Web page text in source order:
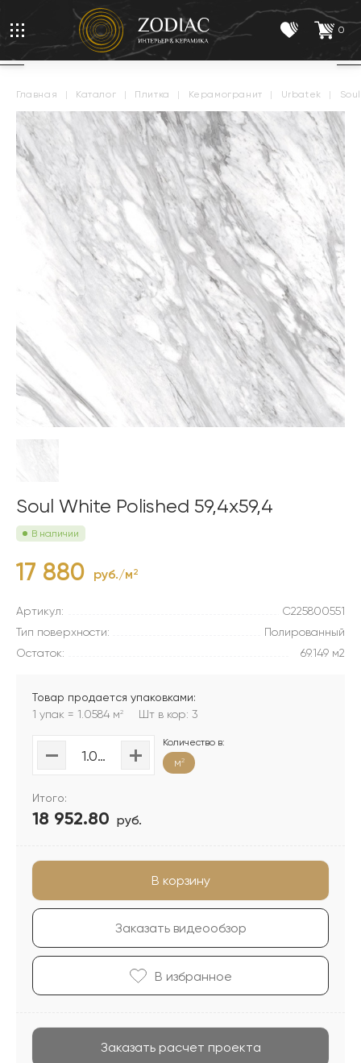
0
главная | каталог | плитка | керамогранит | urbatek | soul
Soul White Polished 59,4x59,4
В наличии
17 880 руб./м2
Артикул:
C225800551
Тип поверхности:
Полированный
Остаток:
69.149 м2
Товар продается упаковками:
1 упак = 1.0584 м2 Шт в кор: 3
Количество в:
м2
Итого:
18 952.80 руб.
В корзину
Заказать видеообзор
В избранноe
Заказать расчет проекта